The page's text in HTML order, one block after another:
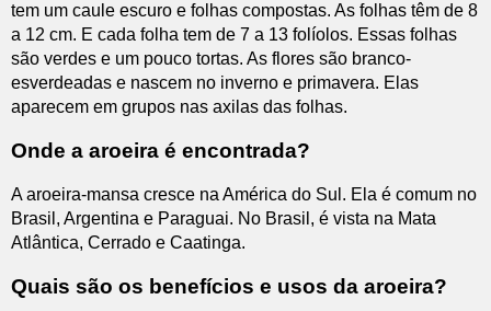
tem um caule escuro e folhas compostas. As folhas têm de 8
a 12 cm. E cada folha tem de 7 a 13 folíolos. Essas folhas
são verdes e um pouco tortas. As flores são branco-
esverdeadas e nascem no inverno e primavera. Elas
aparecem em grupos nas axilas das folhas.
Onde a aroeira é encontrada?
A aroeira-mansa cresce na América do Sul. Ela é comum no
Brasil, Argentina e Paraguai. No Brasil, é vista na Mata
Atlântica, Cerrado e Caatinga.
Quais são os benefícios e usos da aroeira?